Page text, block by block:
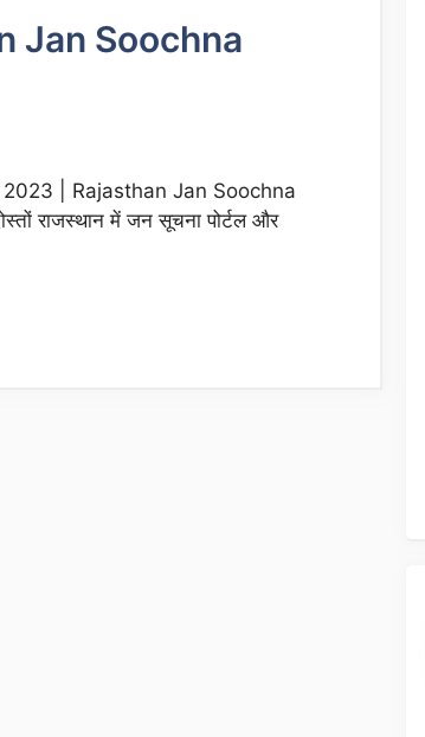
Jan Soochna
2023 | Rajasthan Jan Soochna
राजस्थान में जन सूचना पोर्टल और